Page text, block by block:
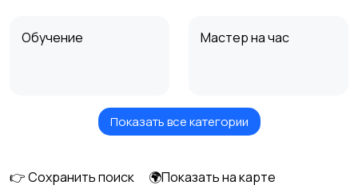
Обучение Мастер на час
Красота и здоровье1 Перевозки
Показать все категории
👉 Сохранить поиск
🌍Показать на карте